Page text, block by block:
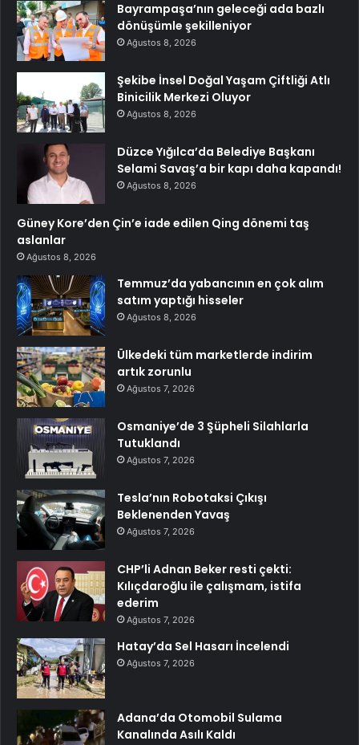
Bayrampaşa’nın geleceği ada bazlı
dönüşümle şekilleniyor
Ağustos 8, 2026
Şekibe İnsel Doğal Yaşam Çiftliği Atlı
Binicilik Merkezi Oluyor
Ağustos 8, 2026
Düzce Yığılca’da Belediye Başkanı
Selami Savaş’a bir kapı daha kapandı!
Ağustos 8, 2026
Güney Kore’den Çin’e iade edilen Qing dönemi taş
aslanlar
Ağustos 8, 2026
Temmuz’da yabancının en çok alım
satım yaptığı hisseler
Ağustos 8, 2026
Ülkedeki tüm marketlerde indirim
artık zorunlu
Ağustos 7, 2026
Osmaniye’de 3 Şüpheli Silahlarla
Tutuklandı
Ağustos 7, 2026
Tesla’nın Robotaksi Çıkışı
Beklenenden Yavaş
Ağustos 7, 2026
CHP’li Adnan Beker resti çekti:
Kılıçdaroğlu ile çalışmam, istifa
ederim
Ağustos 7, 2026
Hatay’da Sel Hasarı İncelendi
Ağustos 7, 2026
Adana’da Otomobil Sulama
Kanalında Asılı Kaldı